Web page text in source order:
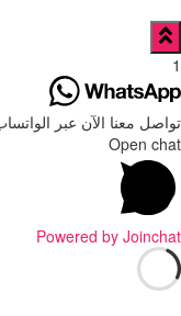
1
تواصل معنا الآن عبر
Open chat
Powered by Joinchat